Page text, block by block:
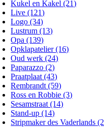
Kukel en Kakel (21)
Live (121)
Logo (34)
Lustrum (13)
Opa (139)
Opklapatelier (16)
Oud werk (24)
Paparazzo (2)
Praatplaat (43)
Rembrandt (59)
Ross en Robbie (3)
Sesamstraat (14)
Stand-up (14)
Stripmaker des Vaderlands